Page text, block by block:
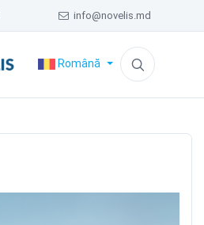
info@novelis.md
Română